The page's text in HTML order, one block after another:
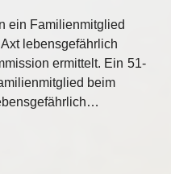
ein Familienmitglied
lebensgefährlich
ermittelt. Ein 51-
beim